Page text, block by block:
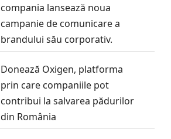
compania lansează noua
campanie de comunicare a
brandului său corporativ.
Donează Oxigen, platforma
prin care companiile pot
contribui la salvarea pădurilor
din România